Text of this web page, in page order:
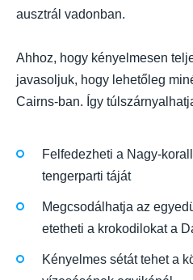
ausztrál vadonban.
Ahhoz, hogy kényelmesen
javasoljuk, hogy lehetőleg
Cairns-ban. Így
Felfedezheti a Nagy-
tengerparti táját
Megcsodálhatja az
etetheti a krokodilokat a
Kényelmes sétát tehet a